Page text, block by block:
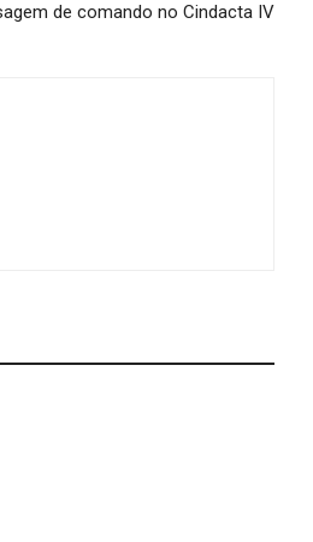
de comando no Cindacta IV